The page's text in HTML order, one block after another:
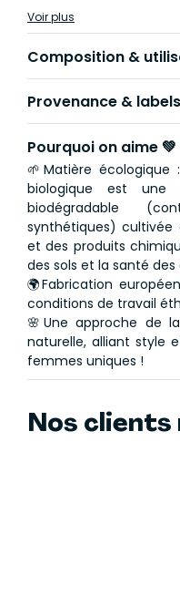
Avec ses manches
confortable et légère,
Vous pouvez
couleurs et un joli
avec le pantalon
Voir plus
Composition &
Provenance & labels
Pourquoi on aime 💚
🌱Matière écologique
biologique est une
biodégradable
synthétiques)
et des produits
des sols et la santé des
🌍Fabrication
conditions de travail
🌸Une approche de
naturelle, alliant style
femmes uniques !
Nos